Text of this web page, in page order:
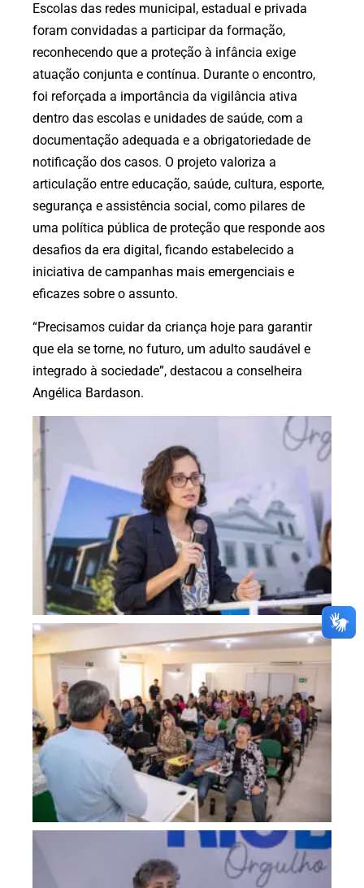
Escolas das redes municipal, estadual e privada
foram convidadas a participar da formação,
reconhecendo que a proteção à infância exige
atuação conjunta e contínua. Durante o encontro,
foi reforçada a importância da vigilância ativa
dentro das escolas e unidades de saúde, com a
documentação adequada e a obrigatoriedade de
notificação dos casos. O projeto valoriza a
articulação entre educação, saúde, cultura, esporte,
segurança e assistência social, como pilares de
uma política pública de proteção que responde aos
desafios da era digital, ficando estabelecido a
iniciativa de campanhas mais emergenciais e
eficazes sobre o assunto.
“Precisamos cuidar da criança hoje para garantir
que ela se torne, no futuro, um adulto saudável e
integrado à sociedade”, destacou a conselheira
Angélica Bardason.